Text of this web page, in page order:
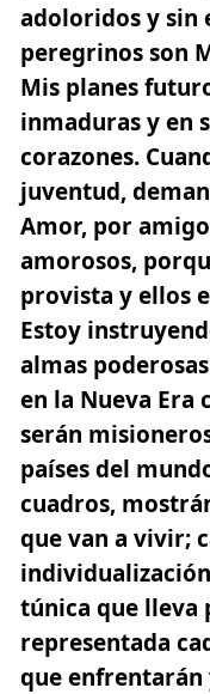
adoloridos y sin
peregrinos son
Mis planes
inmaduras y en
corazones.
juventud,
Amor, por
amorosos,
provista y ellos
Estoy
almas
en la Nueva Era
serán
países del
cuadros,
que van a vivir;
túnica que lleva
representada
que enfrentarán